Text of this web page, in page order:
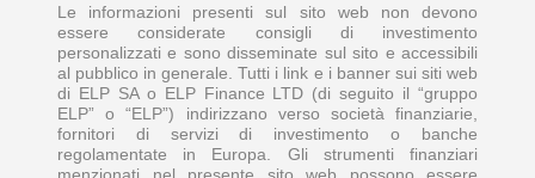
Le informazioni presenti sul sito web non devono
essere considerate consigli di investimento
personalizzati e sono disseminate sul sito e accessibili
al pubblico in generale. Tutti i link e i banner sui siti web
di ELP SA o ELP Finance LTD (di seguito il “gruppo
ELP” o “ELP”) indirizzano verso società finanziarie,
fornitori di servizi di investimento o banche
regolamentate in Europa. Gli strumenti finanziari